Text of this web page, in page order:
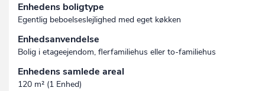
Enhedens boligtype
Egentlig beboelseslejlighed med eget køkken
Enhedsanvendelse
Bolig i etageejendom, flerfamiliehus eller to-familiehus
Enhedens samlede areal
120 m² (1 Enhed)